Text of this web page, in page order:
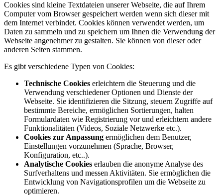
Cookies sind kleine Textdateien unserer Webseite, die auf Ihrem
Computer vom Browser gespeichert werden wenn sich dieser mit
dem Internet verbindet. Cookies können verwendet werden, um
Daten zu sammeln und zu speichern um Ihnen die Verwendung der
Webseite angenehmer zu gestalten. Sie können von dieser oder
anderen Seiten stammen.
Es gibt verschiedene Typen von Cookies:
Technische Cookies erleichtern die Steuerung und die
Verwendung verschiedener Optionen und Dienste der
Webseite. Sie identifizieren die Sitzung, steuern Zugriffe auf
bestimmte Bereiche, ermöglichen Sortierungen, halten
Formulardaten wie Registrierung vor und erleichtern andere
Funktionalitäten (Videos, Soziale Netzwerke etc.).
Cookies zur Anpassung ermöglichen dem Benutzer,
Einstellungen vorzunehmen (Sprache, Browser,
Konfiguration, etc..).
Analytische Cookies erlauben die anonyme Analyse des
Surfverhaltens und messen Aktivitäten. Sie ermöglichen die
Entwicklung von Navigationsprofilen um die Webseite zu
optimieren.